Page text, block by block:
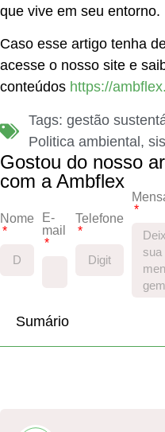
que vive em seu entorno.
Caso esse artigo tenha
acesse o nosso site e
conteúdos https://
Tags: gestão
Politica ambiental,
Gostou do nosso
com a Ambflex
Nome
E-
mail
Telefone
Sumário